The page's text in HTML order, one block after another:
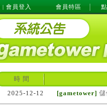
| 會員登入 會員特區
時 間
2025-12-12
[gametower]